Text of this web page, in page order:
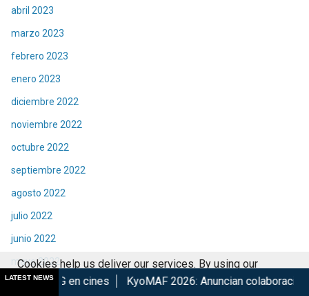
abril 2023
marzo 2023
febrero 2023
enero 2023
diciembre 2022
noviembre 2022
octubre 2022
septiembre 2022
agosto 2022
julio 2022
junio 2022
mayo 2022
LATEST NEWS
cines KyoMAF 2026: Anuncian colaboraciones y
Cookies help us deliver our services. By using our
services, you agree to our use of cookies.
Got it